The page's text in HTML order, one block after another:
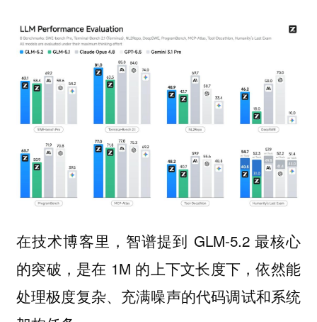
在技术博客里，智谱提到 GLM-5.2 最核心
的突破，是在 1M 的上下文长度下，依然能
处理极度复杂、充满噪声的代码调试和系统